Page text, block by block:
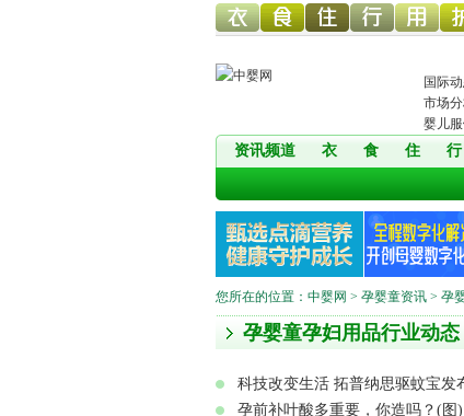
饰网 品网 具网 品网 护
国际
市场
婴儿
资讯频道 衣 食 住 行
您所在的位置： 中婴网 > 孕婴童资讯 > 孕
孕婴童孕妇用品行业动态
科技改变生活 拓普纳思驱蚊宝发
孕前补叶酸多重要，你造吗？(图)